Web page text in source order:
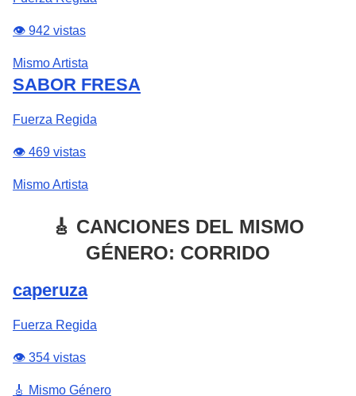
👁️ 942 vistas
Mismo Artista
SABOR FRESA
Fuerza Regida
👁️ 469 vistas
Mismo Artista
🎸 CANCIONES DEL MISMO
GÉNERO: CORRIDO
caperuza
Fuerza Regida
👁️ 354 vistas
🎸 Mismo Género